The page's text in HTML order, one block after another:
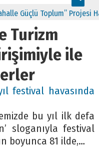
Güçlü Toplum” Projesi
Turizm
ile
festival havasında
bu yıl ilk defa
sloganıyla festival
boyunca 81 ilde,…